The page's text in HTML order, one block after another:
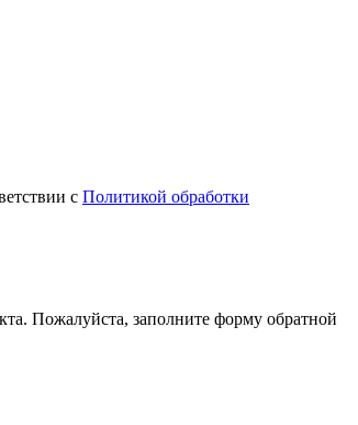
с Политикой обработки
Пожалуйста, заполните форму обратной